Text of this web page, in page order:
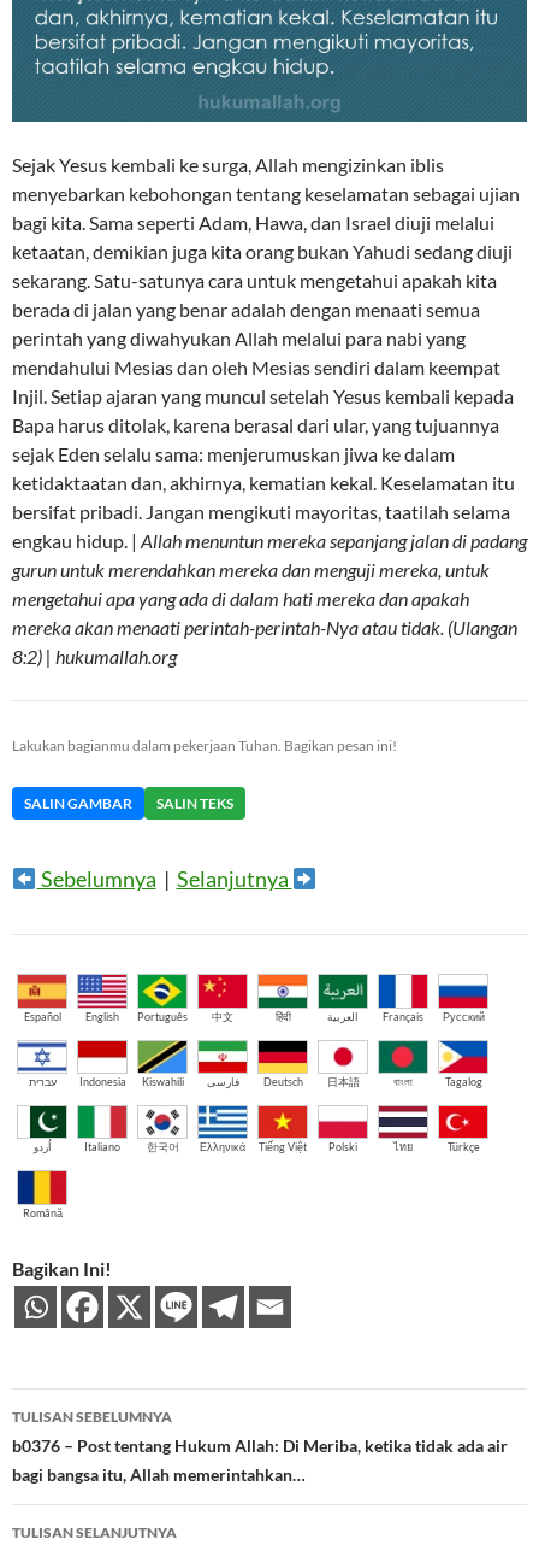
Sejak Yesus kembali ke surga, Allah mengizinkan iblis
menyebarkan kebohongan tentang keselamatan sebagai ujian
bagi kita. Sama seperti Adam, Hawa, dan Israel diuji melalui
ketaatan, demikian juga kita orang bukan Yahudi sedang diuji
sekarang. Satu-satunya cara untuk mengetahui apakah kita
berada di jalan yang benar adalah dengan menaati semua
perintah yang diwahyukan Allah melalui para nabi yang
mendahului Mesias dan oleh Mesias sendiri dalam keempat
Injil. Setiap ajaran yang muncul setelah Yesus kembali kepada
Bapa harus ditolak, karena berasal dari ular, yang tujuannya
sejak Eden selalu sama: menjerumuskan jiwa ke dalam
ketidaktaatan dan, akhirnya, kematian kekal. Keselamatan itu
bersifat pribadi. Jangan mengikuti mayoritas, taatilah selama
engkau hidup. | Allah menuntun mereka sepanjang jalan di padang
gurun untuk merendahkan mereka dan menguji mereka, untuk
mengetahui apa yang ada di dalam hati mereka dan apakah
mereka akan menaati perintah-perintah-Nya atau tidak. (Ulangan
8:2) | hukumallah.org
Lakukan bagianmu dalam pekerjaan Tuhan. Bagikan pesan ini!
SALIN GAMBAR SALIN TEKS
Sebelumnya | Selanjutnya
Español English Português 中文 हिंदी العربية Français Русский
עברית Indonesia Kiswahili فارسی Deutsch 日本語 বাংলা Tagalog
اُردو Italiano 한국어 Ελληνικά Tiếng Việt Polski ไทย Türkçe
Română
Bagikan Ini!
Navigasi
Tulisan
TULISAN SEBELUMNYA
b0376 – Post tentang Hukum Allah: Di Meriba, ketika tidak ada air
bagi bangsa itu, Allah memerintahkan…
TULISAN SELANJUTNYA